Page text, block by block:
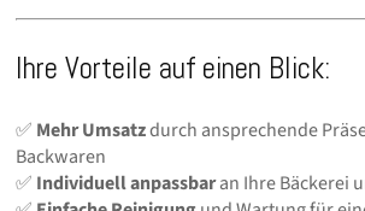
Ihre Vorteile auf einen Blick:
✅ Mehr Umsatzdurch ansprechende
Backwaren
✅ Individuell anpassbaran Ihre Bäckerei